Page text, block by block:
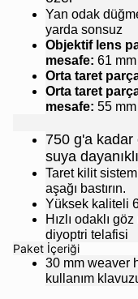
Yan odak
yarda sonsuz
Objektif lens
mesafe: 61
Orta taret
Orta taret
mesafe: 55
750 g'a kadar
suya
Taret kilit
aşağı bastırın.
Yüksek kaliteli
Hızlı odaklı
diyoptri telafisi
Paket İçeriği
30 mm weaver
kullanım